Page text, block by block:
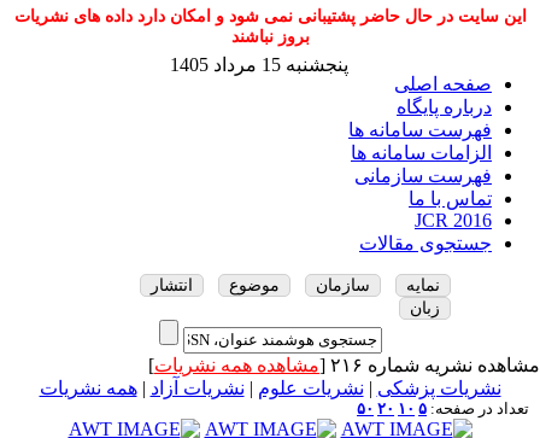
این سایت در حال حاضر پشتیبانی نمی شود و امکان دارد داده های نشریات
بروز نباشند
صفحه اصلی
درباره پایگاه
فهرست سامانه ها
الزامات سامانه ها
فهرست سازمانی
تماس با ما
JCR 2016
جستجوی مقالات
پنجشنبه 15 مرداد 1405
نمایه سازمان موضوع
انتشار
زبان
مشاهده نشریه شماره ۲۱۶ [ مشاهده همه نشریات]
نشریات پزشکی | نشریات علوم | نشریات آزاد |همه نشریات
تعداد در صفحه: ۵ ۱۰ ۲۰ ۵۰